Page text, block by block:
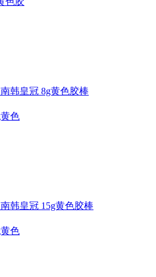
南韩皇冠 8g黄色胶棒
南韩皇冠 15g黄色胶棒